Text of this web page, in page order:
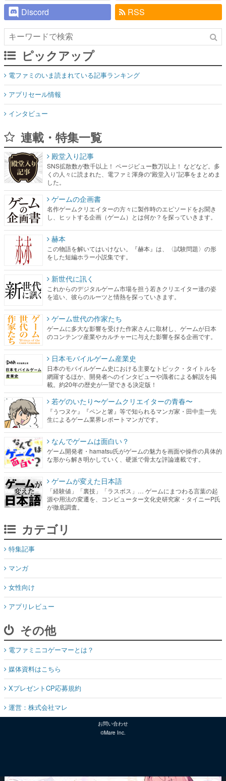
Discord
RSS
ピックアップ
電ファミのいま読まれている記事ランキング
アプリセール情報
インタビュー
連載・特集一覧
殿堂入り記事
SNS拡散数が数千以上！ ページビュー数万以上！ などなど。多
くの人々に読まれた、電ファミ渾身の“殿堂入り”記事をまとめま
した。
ゲームの企画書
名作ゲームクリエイターの方々に製作時のエピソードをお聞き
し、ヒットする企画（ゲーム）とは何か？を探っていきます。
赫本
この物語を解いてはいけない。『赫本』は、〈試験問題〉の形
をした短編ホラー小説集です。
新世代に訊く
これからのデジタルゲーム市場を担う若きクリエイター達の姿
を追い、彼らのルーツと情熱を探っていきます。
ゲーム世代の作家たち
ゲームに多大な影響を受けた作家さんに取材し、ゲームが日本
のコンテンツ産業やカルチャーに与えた影響を探る企画です。
日本モバイルゲーム産業史
日本のモバイルゲーム史における主要なトピック・タイトルを
網羅するほか、開発者へのインタビューや識者による解説を掲
載。約20年の歴史が一望できる決定版！
若ゲのいたり〜ゲームクリエイターの青春〜
『うつヌケ』『ペンと箸』等で知られるマンガ家・田中圭一先
生によるゲーム業界レポートマンガです。
なんでゲームは面白い？
ゲーム開発者・hamatsu氏がゲームの魅力を画面や操作の具体的
な形から解き明かしていく、硬派で骨太な評論連載です。
ゲームが変えた日本語
「経験値」「裏技」「ラスボス」… ゲームにまつわる言葉の起
源や用法の変遷を、コンピューター文化史研究家・タイニーP氏
が徹底調査。
カテゴリ
特集記事
マンガ
女性向け
アプリレビュー
その他
電ファミニコゲーマーとは？
媒体資料はこちら
XプレゼントCP応募規約
運営：株式会社マレ
お問い合わせ
©Mare Inc.